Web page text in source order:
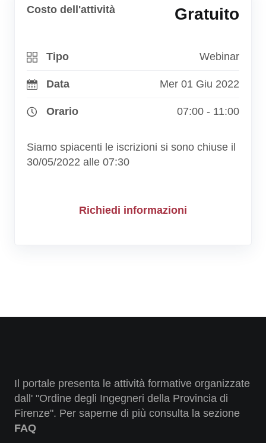
Costo dell'attività Gratuito
Tipo Webinar
Data Mer 01 Giu 2022
Orario 07:00 - 11:00
Siamo spiacenti le iscrizioni si sono chiuse il
30/05/2022 alle 07:30
Richiedi informazioni
Il portale presenta le attività formative organizzate
dall' "Ordine degli Ingegneri della Provincia di
Firenze". Per saperne di più consulta la sezione
FAQ